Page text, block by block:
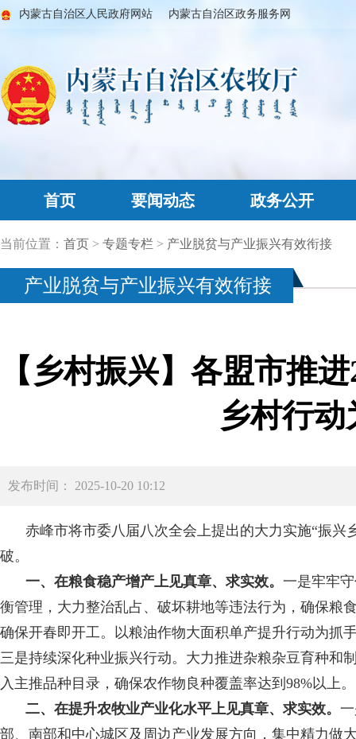
内蒙古自治区人民政府网站 内蒙古自治区政务服务网
首页 要闻动态 政务公开
当前位置： 首页 > 专题专栏 > 产业脱贫与产业振兴有效衔接
产业脱贫与产业振兴有效衔接
【乡村振兴】各盟市推
乡村行
发布时间： 2025-10-20 10:12
赤峰市将市委八届八次全会上提出的大力实施“振
破。
一、在粮食稳产增产上见真章、求实效。 一是牢牢
衡管理，大力整治乱占、破坏耕地等违法行为，确保粮
确保开春即开工。以粮油作物大面积单产提升行动为抓
三是持续深化种业振兴行动。大力推进杂粮杂豆育种和
入主推品种目录，确保农作物良种覆盖率达到98%以上。
二、在提升农牧业产业化水平上见真章、求实效。
部、南部和中心城区及周边产业发展方向，集中精力做